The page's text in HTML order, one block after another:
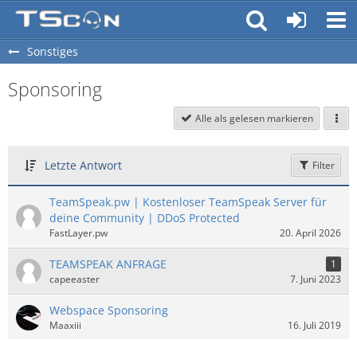
Sonstiges
Sponsoring
Alle als gelesen markieren
Letzte Antwort Filter
TeamSpeak.pw | Kostenloser TeamSpeak Server für
deine Community | DDoS Protected
FastLayer.pw 20. April 2026
TEAMSPEAK ANFRAGE
1
capeeaster
7. Juni 2023
Webspace Sponsoring
Maaxiii 16. Juli 2019